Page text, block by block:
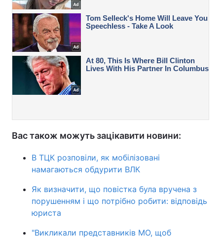
Вас також можуть зацікавити новини:
В ТЦК розповіли, як мобілізовані
намагаються обдурити ВЛК
Як визначити, що повістка була вручена з
порушенням і що потрібно робити: відповідь
юриста
"Викликали представників МО, щоб